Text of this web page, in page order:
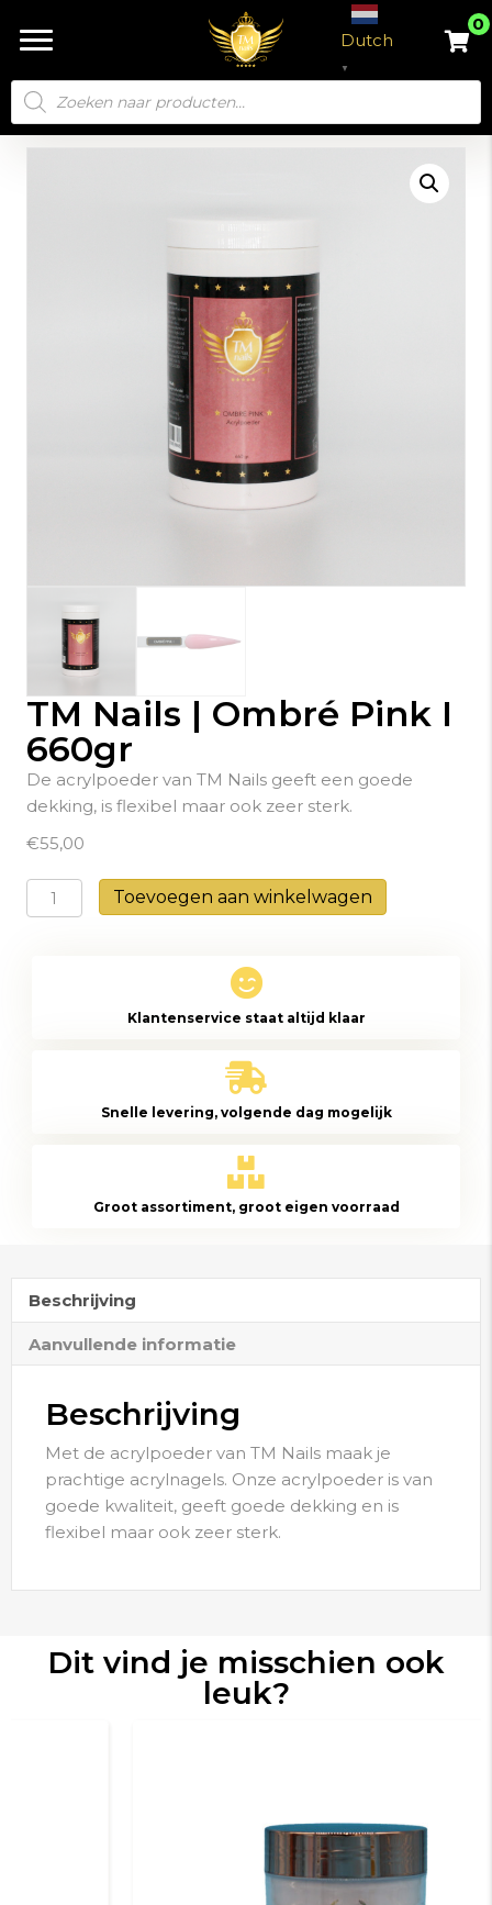
Dutch
▼
0
Producten
zoeken
TM Nails | Ombré Pink I
660gr
De acrylpoeder van TM Nails geeft een goede
dekking, is flexibel maar ook zeer sterk.
€55,00
TM
Nails
Toevoegen aan winkelwagen
Klantenservice staat altijd klaar
Snelle levering, volgende dag mogelijk
Groot assortiment, groot eigen voorraad
Beschrijving
Aanvullende informatie
Beschrijving
Met de acrylpoeder van TM Nails maak je
prachtige acrylnagels. Onze acrylpoeder is van
goede kwaliteit, geeft goede dekking en is
flexibel maar ook zeer sterk.
Dit vind je misschien ook
leuk?